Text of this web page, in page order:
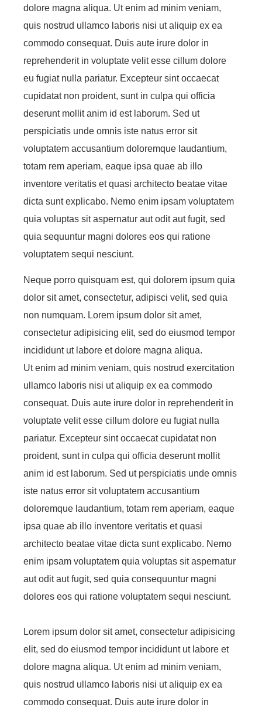
dolore magna aliqua. Ut enim ad minim veniam,
quis nostrud ullamco laboris nisi ut aliquip ex ea
commodo consequat. Duis aute irure dolor in
reprehenderit in voluptate velit esse cillum dolore
eu fugiat nulla pariatur. Excepteur sint occaecat
cupidatat non proident, sunt in culpa qui officia
deserunt mollit anim id est laborum. Sed ut
perspiciatis unde omnis iste natus error sit
voluptatem accusantium doloremque laudantium,
totam rem aperiam, eaque ipsa quae ab illo
inventore veritatis et quasi architecto beatae vitae
dicta sunt explicabo. Nemo enim ipsam voluptatem
quia voluptas sit aspernatur aut odit aut fugit, sed
quia sequuntur magni dolores eos qui ratione
voluptatem sequi nesciunt.
Neque porro quisquam est, qui dolorem ipsum quia
dolor sit amet, consectetur, adipisci velit, sed quia
non numquam. Lorem ipsum dolor sit amet,
consectetur adipisicing elit, sed do eiusmod tempor
incididunt ut labore et dolore magna aliqua.
Ut enim ad minim veniam, quis nostrud exercitation
ullamco laboris nisi ut aliquip ex ea commodo
consequat. Duis aute irure dolor in reprehenderit in
voluptate velit esse cillum dolore eu fugiat nulla
pariatur. Excepteur sint occaecat cupidatat non
proident, sunt in culpa qui officia deserunt mollit
anim id est laborum. Sed ut perspiciatis unde omnis
iste natus error sit voluptatem accusantium
doloremque laudantium, totam rem aperiam, eaque
ipsa quae ab illo inventore veritatis et quasi
architecto beatae vitae dicta sunt explicabo. Nemo
enim ipsam voluptatem quia voluptas sit aspernatur
aut odit aut fugit, sed quia consequuntur magni
dolores eos qui ratione voluptatem sequi nesciunt.
Lorem ipsum dolor sit amet, consectetur adipisicing
elit, sed do eiusmod tempor incididunt ut labore et
dolore magna aliqua. Ut enim ad minim veniam,
quis nostrud ullamco laboris nisi ut aliquip ex ea
commodo consequat. Duis aute irure dolor in